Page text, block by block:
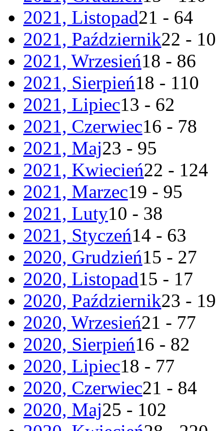
2021, Listopad21 - 64
2021, Październik22 -
2021, Wrzesień18 - 86
2021, Sierpień18 - 110
2021, Lipiec13 - 62
2021, Czerwiec16 - 78
2021, Maj23 - 95
2021, Kwiecień22 - 124
2021, Marzec19 - 95
2021, Luty10 - 38
2021, Styczeń14 - 63
2020, Grudzień15 - 27
2020, Listopad15 - 17
2020, Październik23 - 19
2020, Wrzesień21 - 77
2020, Sierpień16 - 82
2020, Lipiec18 - 77
2020, Czerwiec21 - 84
2020, Maj25 - 102